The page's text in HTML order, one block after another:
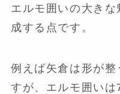
エルモ囲いの大き
成する点です。
例えば矢倉は形が整
すが、エルモ囲いは